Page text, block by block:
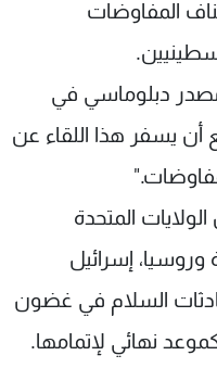
المفاوضات
مصدر دبلوماسي في
أن يسفر هذا اللقاء عن
المتحدة
وروسيا، إسرائيل
السلام في غضون